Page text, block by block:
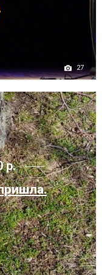
27
р.